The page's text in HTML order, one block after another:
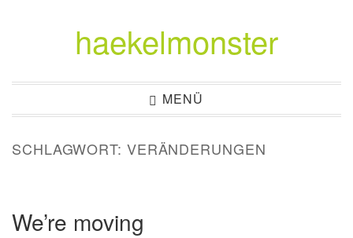
haekelmonster
MENÜ
SCHLAGWORT: VERÄNDERUNGEN
We’re moving